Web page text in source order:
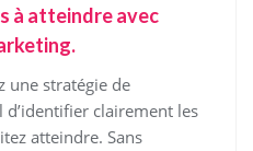
à atteindre avec
une stratégie de
clairement les
atteindre. Sans